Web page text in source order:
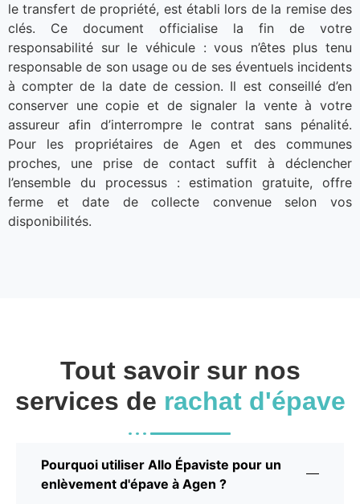
le transfert de propriété, est établi lors de la remise des
clés. Ce document officialise la fin de votre
responsabilité sur le véhicule : vous n’êtes plus tenu
responsable de son usage ou de ses éventuels incidents
à compter de la date de cession. Il est conseillé d’en
conserver une copie et de signaler la vente à votre
assureur afin d’interrompre le contrat sans pénalité.
Pour les propriétaires de Agen et des communes
proches, une prise de contact suffit à déclencher
l’ensemble du processus : estimation gratuite, offre
ferme et date de collecte convenue selon vos
disponibilités.
Tout savoir sur nos
services de rachat d'épave
Pourquoi utiliser Allo Épaviste pour un
enlèvement d'épave à Agen ?